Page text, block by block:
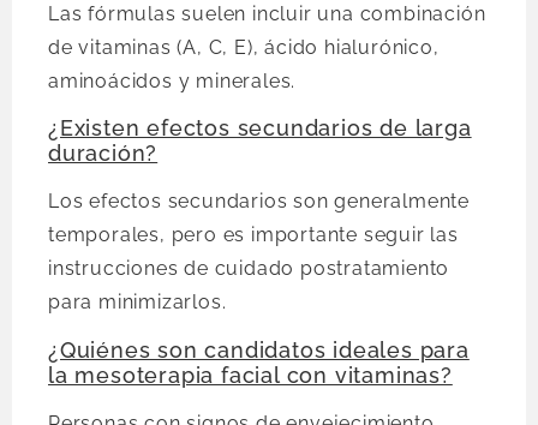
Las fórmulas suelen incluir una combinación
de vitaminas (A, C, E), ácido hialurónico,
aminoácidos y minerales.
¿Existen efectos secundarios de larga
duración?
Los efectos secundarios son generalmente
temporales, pero es importante seguir las
instrucciones de cuidado postratamiento
para minimizarlos.
¿Quiénes son candidatos ideales para
la mesoterapia facial con vitaminas?